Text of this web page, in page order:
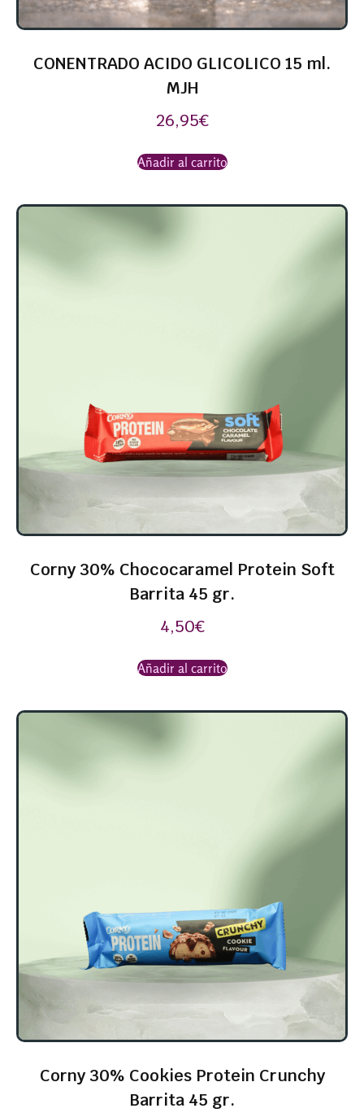
CONENTRADO ACIDO GLICOLICO 15 ml.
MJH
26,95€
Añadir al carrito
Corny 30% Chococaramel Protein Soft
Barrita 45 gr.
4,50€
Añadir al carrito
Corny 30% Cookies Protein Crunchy
Barrita 45 gr.